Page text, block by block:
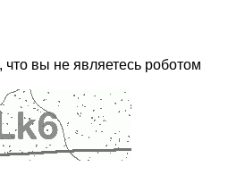
вы не являетесь роботом